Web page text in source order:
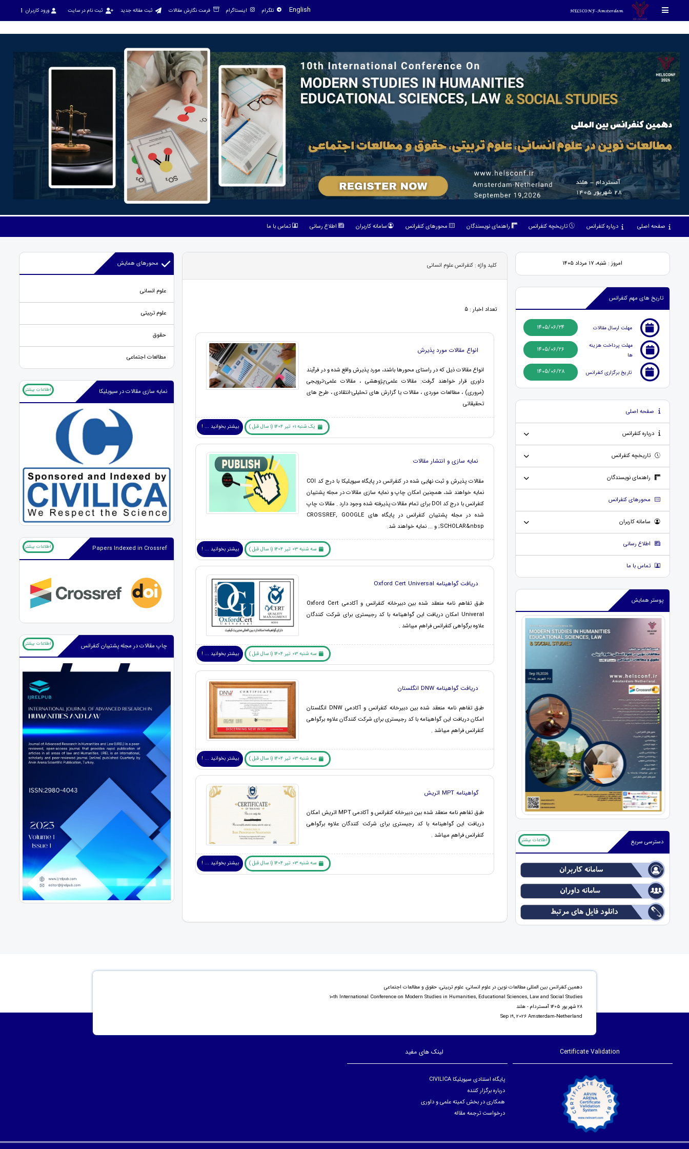
rgrgregerger
HELSCONF-Amsterdam
English تلگرام اینستاگرام فرمت نگارش مقالات ثبت مقاله جدید ثبت نام در سایت ورود کاربران
صفحه اصلی درباره کنفرانس تاریخچه کنفرانس راهنمای نویسندگان محورهای کنفرانس سامانه کاربران اطلاع رسانی تماس با ما
امروز : شنبه، ۱۷ مرداد ۱۴۰۵
تاریخ های مهم کنفرانس
مهلت ارسال مقالات 1405/06/24
مهلت پرداخت هزینه
ها
1405/06/26
تاریخ برگزاری کنفرانس 1405/06/28
صفحه اصلی
درباره کنفرانس
تاریخچه کنفرانس
راهنمای نویسندگان
محورهای کنفرانس
سامانه کاربران
اطلاع رسانی
تماس با ما
پوستر همایش
› ‹
دسترسی سریع اطلاعات بیشتر
کلید واژه : کنفرانس علوم انسانی
تعداد اخبار : 5
انواع مقالات مورد پذیرش
انواع مقالات ذیل که در راستای محورها باشند، مورد پذیرش واقع شده و در فرآیند
داوری قرار خواهند گرفت: مقالات علمی-پژوهشی ، مقالات علمی-ترویجی
(مروری) ، مطالعات موردی ، مقالات یا گزارش های تحلیلی-انتقادی ، طرح های
تحقیقاتی
یک شنبه 01 تیر 1404 (1 سال قبل ) بیشتر بخوانید ... !
نمایه سازی و انتشار مقالات
مقالات پذیرش و ثبت نهایی شده در کنفرانس در پایگاه سیویلیکا با درج کد COI
نمایه خواهند شد، همچنین امکان چاپ و نمایه سازی مقالات در مجله پشتیبان
کنفرانس با درج کد DOI برای تمام مقالات پذیرفته شده وجود دارد . مقالات چاپ
شده در مجله پشتیبان کنفرانس در پایگاه های CROSSREF, GOOGLE
SCHOLAR&nbsp; و ... نمایه خواهند شد.
سه شنبه 03 تیر 1404 (1 سال قبل ) بیشتر بخوانید ... !
دریافت گواهینامه Oxford Cert Universal
طبق تفاهم نامه منعقد شده بین دبیرخانه کنفرانس و آکادمی Oxford Cert
Univeral امکان دریافت این گواهینامه با کد رجیستری برای شرکت کنندگان
علاوه برگواهی کنفرانس فراهم میباشد .
سه شنبه 03 تیر 1404 (1 سال قبل ) بیشتر بخوانید ... !
دریافت گواهینامه DNW انگلستان
طبق تفاهم نامه منعقد شده بین دبیرخانه کنفرانس و آکادمی DNW انگلستان
امکان دریافت این گواهینامه با کد رجیستری برای شرکت کنندگان علاوه برگواهی
کنفرانس فراهم میباشد .
سه شنبه 03 تیر 1404 (1 سال قبل ) بیشتر بخوانید ... !
گواهینامه MPT اتریش
طبق تفاهم نامه منعقد شده بین دبیرخانه کنفرانس و آکادمی MPT اتریش امکان
دریافت این گواهینامه با کد رجیستری برای شرکت کنندگان علاوه برگواهی
کنفرانس فراهم میباشد .
سه شنبه 03 تیر 1404 (1 سال قبل ) بیشتر بخوانید ... !
محورهای همایش
علوم انسانی
علوم تربیتی
حقوق
مطالعات اجتماعی
نمایه سازی مقالات در سیویلیکا اطلاعات بیشتر
Papers Indexed in Crossref اطلاعات بیشتر
چاپ مقالات در مجله پشتیبان کنفرانس اطلاعات بیشتر
دهمین کنفرانس بین المللی مطالعات نوین در علوم انسانی، علوم تربیتی، حقوق و مطالعات اجتماعی
10th International Conference on Modern Studies in Humanities, Educational Sciences, Law and Social Studies
28 شهریور 1405 آمستردام - هلند
Sep 19, 2026 Amsterdam-Netherland
Certificate Validation لینک های مفید
پایگاه استنادی سیویلیکا CIVILICA
درباره برگزار کننده
همکاری در بخش کمیته علمی و داوری
درخواست ترجمه مقاله